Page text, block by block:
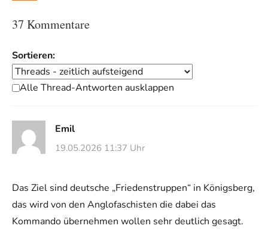
37 Kommentare
Sortieren:
Alle Thread-Antworten ausklappen
Emil
19.05.2026 11:37 Uhr
Das Ziel sind deutsche „Friedenstruppen“ in Königsberg,
das wird von den Anglofaschisten die dabei das
Kommando übernehmen wollen sehr deutlich gesagt.